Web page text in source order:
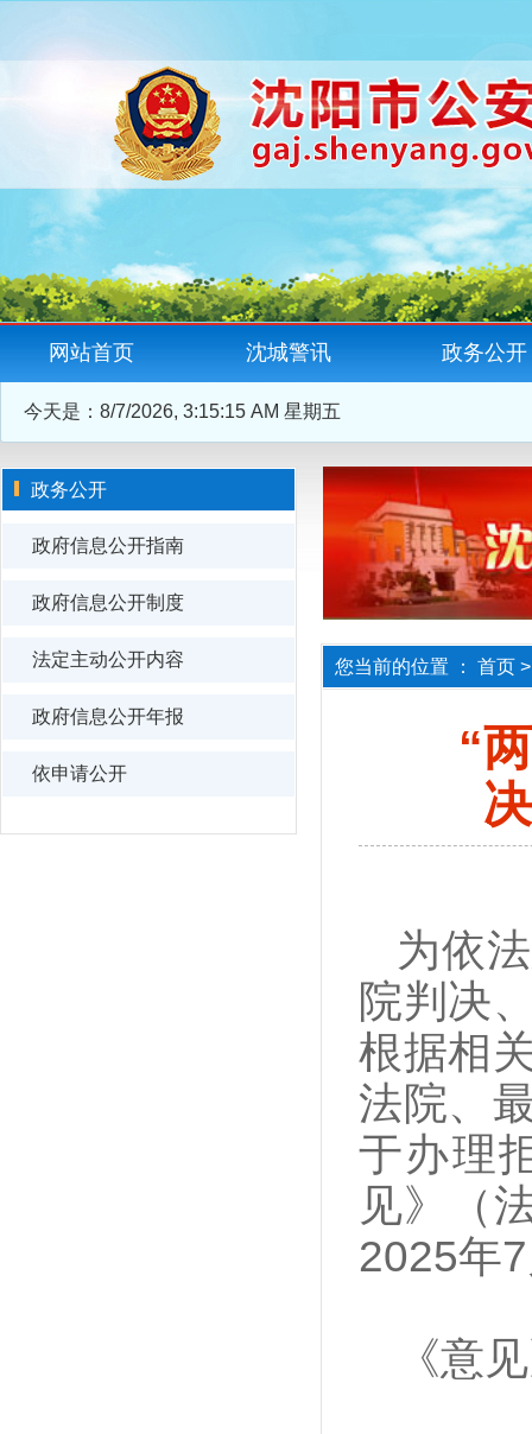
网站首页 沈城警讯 政务公开
今天是： 8/7/2026, 3:15:16 AM 星期五
政务公开
政府信息公开指南
政府信息公开制度
法定主动公开内容
政府信息公开年报
依申请公开
您当前的位置 ： 首页
“
为依
院判决
根据相
法院、
于办理
见》（
2025年
《意